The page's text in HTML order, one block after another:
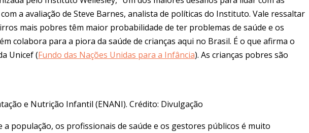
a avaliação de Steve Barnes, analista de políticas do Instituto. Vale ressaltar
mais pobres têm maior probabilidade de ter problemas de saúde e os
colabora para a piora da saúde de crianças aqui no Brasil. É o que afirma o
Unicef (Fundo das Nações Unidas para a Infância). As crianças pobres são
e Nutrição Infantil (ENANI). Crédito: Divulgação
população, os profissionais de saúde e os gestores públicos é muito